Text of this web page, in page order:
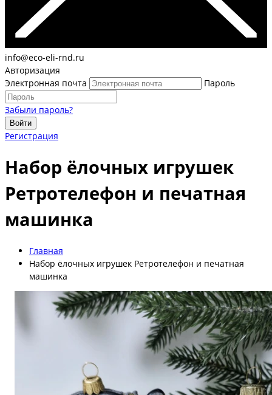
info@eco-eli-rnd.ru
Авторизация
Электронная почта
Пароль
Забыли пароль?
Войти
Регистрация
Набор ёлочных игрушек
Ретротелефон и печатная
машинка
Главная
Набор ёлочных игрушек Ретротелефон и печатная
машинка